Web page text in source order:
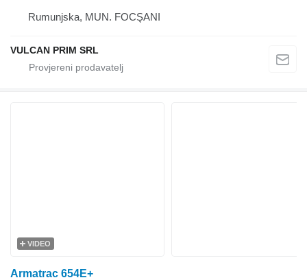
Rumunjska, MUN. FOCŞANI
VULCAN PRIM SRL
VIDEO
Armatrac 654E+